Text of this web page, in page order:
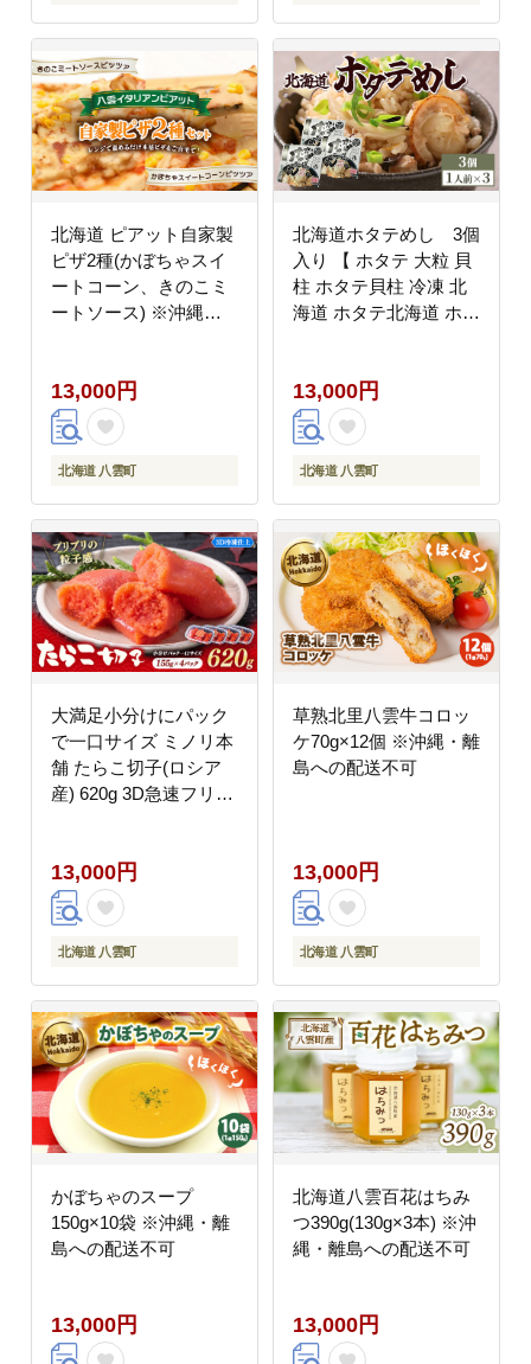
北海道 ピアット自家製
ピザ2種(かぼちゃスイ
ートコーン、きのこミ
ートソース) ※沖縄・
13,000円
北海道 八雲町
北海道ホタテめし 3個
入り 【 ホタテ 大粒 貝
柱 ホタテ貝柱 冷凍 北
海道 ホタテ北海道 ホタ
道） 工場直送（八雲
町） 小分け ほたて ほ
たて貝柱 帆立貝柱 冷凍
玉冷 天然 魚介類 噴火
沖縄・離島への配送不
可
13,000円
北海道 八雲町
大満足小分けにパック
で一口サイズ ミノリ本
舗 たらこ切子(ロシア
産) 620g 3D急速フリー
雲町
13,000円
北海道 八雲町
草熟北里八雲牛コロッ
ケ70g×12個 ※沖縄・離
島への配送不可
13,000円
北海道 八雲町
かぼちゃのスープ
150g×10袋 ※沖縄・離
島への配送不可
13,000円
北海道八雲百花はちみ
つ390g(130g×3本) ※沖
縄・離島への配送不可
13,000円